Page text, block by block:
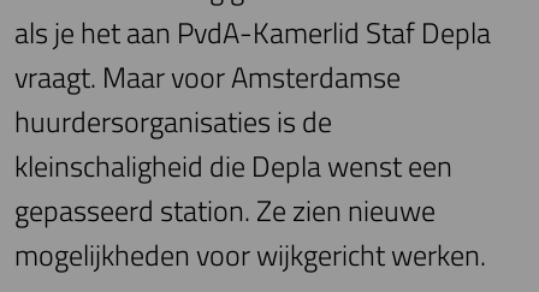
als je het aan PvdA-Kamerlid Staf Depla
vraagt. Maar voor Amsterdamse
huurdersorganisaties is de
kleinschaligheid die Depla wenst een
gepasseerd station. Ze zien nieuwe
mogelijkheden voor wijkgericht werken.